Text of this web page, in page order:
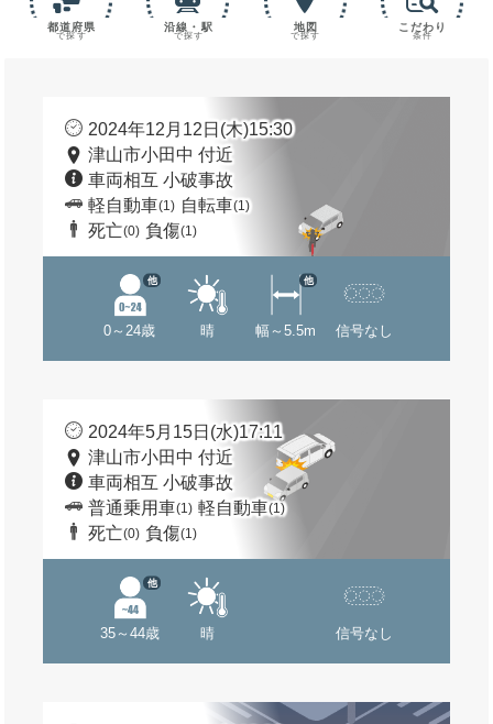
都道府県
で探す
沿線・駅
で探す
地図
で探す
こだわり
条件
2024年12月12日(木)15:30
津山市小田中 付近
車両相互 小破事故
軽自動車(1) 自転車(1)
死亡(0) 負傷(1)
0～24歳
他
晴 幅～5.5m
他
信号なし
2024年5月15日(水)17:11
津山市小田中 付近
車両相互 小破事故
普通乗用車(1) 軽自動車(1)
死亡(0) 負傷(1)
35～44歳
他
晴 信号なし